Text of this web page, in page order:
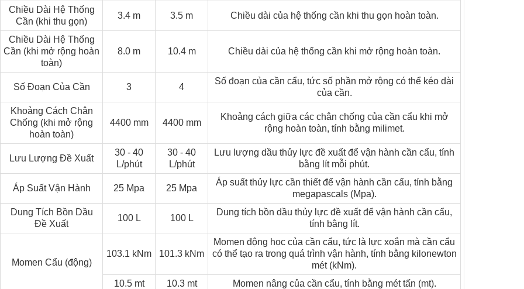
Chiều Dài Hệ Thống
Cần (khi thu gọn)
3.4 m 3.5 m Chiều dài của hệ thống cần khi thu gọn hoàn toàn.
Chiều Dài Hệ Thống
Cần (khi mở rộng hoàn
toàn)
8.0 m 10.4 m Chiều dài của hệ thống cần khi mở rộng hoàn toàn.
Số Đoạn Của Cần 3 4
Số đoạn của cần cẩu, tức số phần mở rộng có thể kéo dài
của cần.
Khoảng Cách Chân
Chống (khi mở rộng
hoàn toàn)
4400 mm 4400 mm
Khoảng cách giữa các chân chống của cần cẩu khi mở
rộng hoàn toàn, tính bằng milimet.
Lưu Lượng Đề Xuất
30 - 40
L/phút
30 - 40
L/phút
Lưu lượng dầu thủy lực đề xuất để vận hành cần cẩu, tính
bằng lít mỗi phút.
Áp Suất Vận Hành 25 Mpa 25 Mpa
Áp suất thủy lực cần thiết để vận hành cần cẩu, tính bằng
megapascals (Mpa).
Dung Tích Bồn Dầu
Đề Xuất
100 L 100 L
Dung tích bồn dầu thủy lực đề xuất để vận hành cần cẩu,
tính bằng lít.
Momen Cẩu (động)
103.1 kNm 101.3 kNm
Momen động học của cần cẩu, tức là lực xoắn mà cần cẩu
có thể tạo ra trong quá trình vận hành, tính bằng kilonewton
mét (kNm).
10.5 mt
10.3 mt Momen nâng của cần cẩu, tính bằng mét tấn (mt).